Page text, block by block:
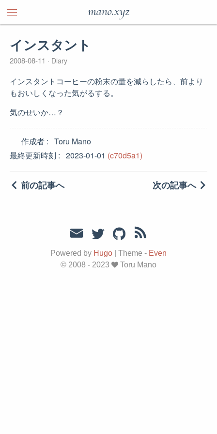
mano.xyz
インスタント
2008-08-11 Diary
インスタントコーヒーの粉末の量を減らしたら、前より
もおいしくなった気がるする。
気のせいか…？
作成者
Toru Mano
最終更新時刻
2023-01-01 (c70d5a1)
前の記事へ 次の記事へ
Powered by Hugo Theme - Even
© 2008 - 2023
Toru Mano